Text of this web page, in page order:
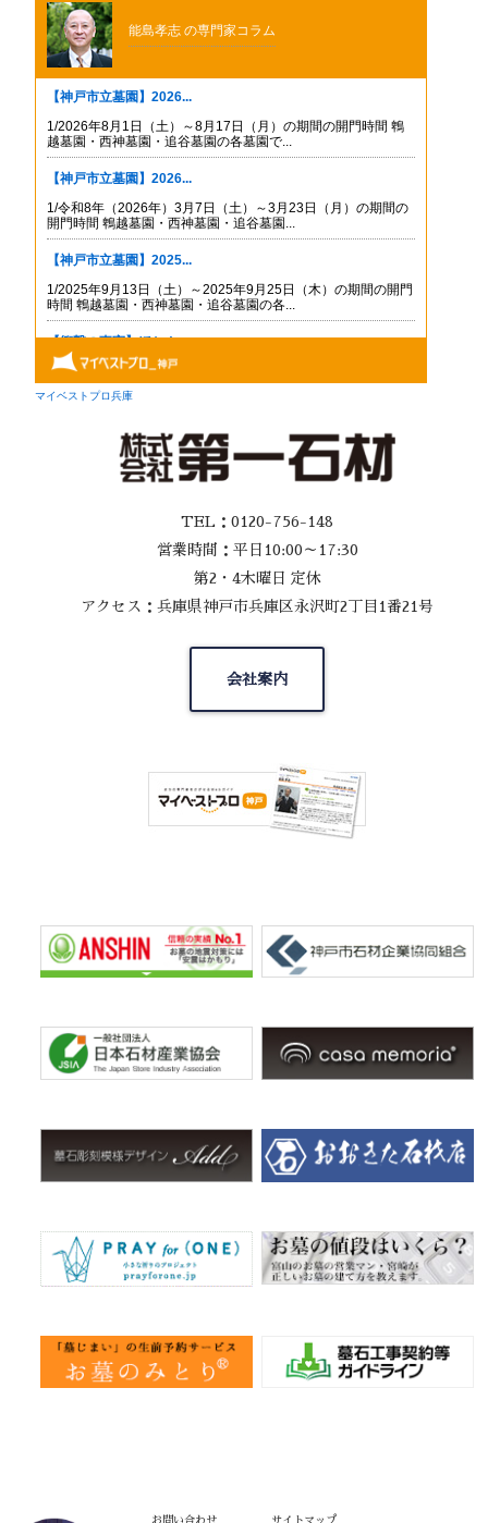
TEL：0120-756-148
営業時間：平日10:00～17:30
第2・4木曜日 定休
アクセス：兵庫県神戸市兵庫区永沢町2丁目1番21号
会社案内
お問い合わせ サイトマップ